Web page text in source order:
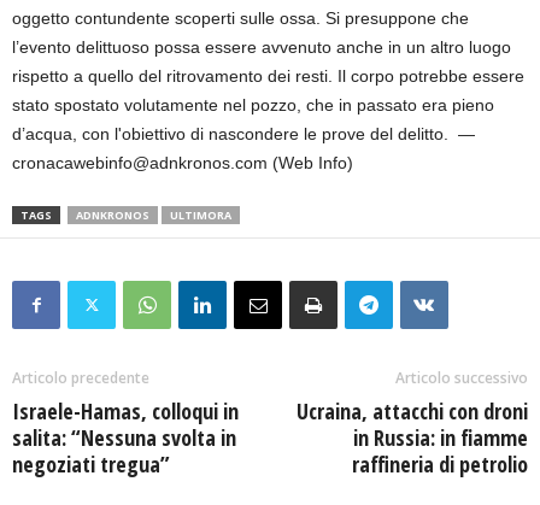
oggetto contundente scoperti sulle ossa. Si presuppone che
l’evento delittuoso possa essere avvenuto anche in un altro luogo
rispetto a quello del ritrovamento dei resti. Il corpo potrebbe essere
stato spostato volutamente nel pozzo, che in passato era pieno
d’acqua, con l'obiettivo di nascondere le prove del delitto. —
cronacawebinfo@adnkronos.com (Web Info)
TAGS ADNKRONOS ULTIMORA
Articolo precedente
Israele-Hamas, colloqui in
salita: “Nessuna svolta in
negoziati tregua”
Articolo successivo
Ucraina, attacchi con droni
in Russia: in fiamme
raffineria di petrolio